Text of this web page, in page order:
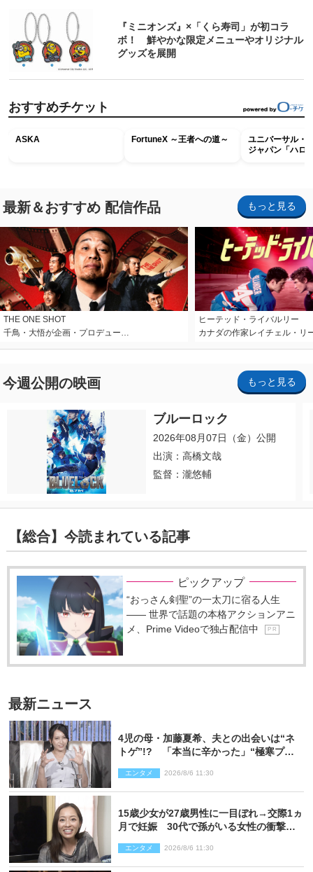
『ミニオンズ』×「くら寿司」が初コラ
ボ！ 鮮やかな限定メニューやオリジナル
グッズを展開
おすすめチケット
ASKA FortuneX ～王者への道～
ユニバーサル・
ジャパン「ハロ
最新＆おすすめ 配信作品 もっと見る
THE ONE SHOT
千鳥・大悟が企画・プロデュー…
ヒーテッド・ライバルリー
カナダの作家レイチェル・リ
今週公開の映画 もっと見る
ブルーロック
2026年08月07日（金）公開
出演：高橋文哉
監督：瀧悠輔
【総合】今読まれている記事
ピックアップ
“おっさん剣聖”の一太刀に宿る人生
―― 世界で話題の本格アクションアニ
メ、Prime Videoで独占配信中
P R
最新ニュース
4児の母・加藤夏希、夫との出会いは“ネ
トゲ”!? 「本当に辛かった」“極寒プロ
エンタメ 2026/8/6 11:30
15歳少女が27歳男性に一目ぼれ→交際1ヵ
月で妊娠 30代で孫がいる女性の衝撃半
エンタメ 2026/8/6 11:30